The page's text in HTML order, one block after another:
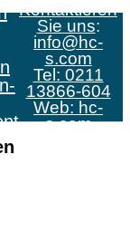
Kontaktieren
Sie uns:
info@hc-
s.com
Tel: 0211
13866-604
Web: hc-
s.com